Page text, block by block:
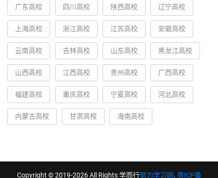
广东高校 四川高校 陕西高校 辽宁高校
上海高校 浙江高校 江苏高校 安徽高校
云南高校 吉林高校 山东高校 黑龙江高校
山西高校 江西高校 贵州高校 广西高校
福建高校 重庆高校 宁夏高校 河北高校
内蒙古高校 甘肃高校 海南高校
Copyright © 2019-2026 All Rights 学而行努力学习网. 粤ICP备